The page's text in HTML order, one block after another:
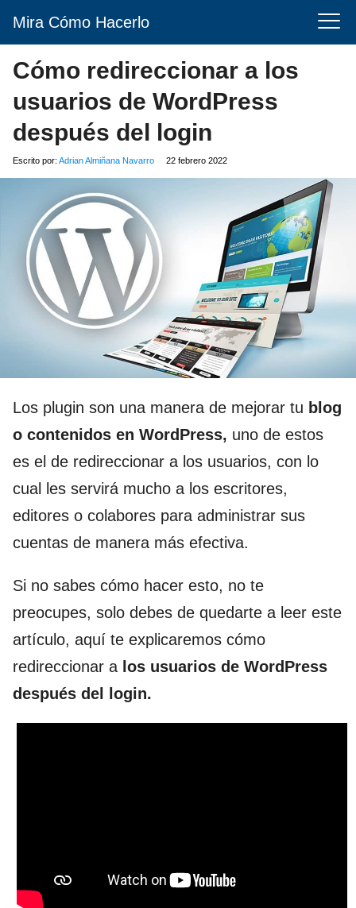
Mira Cómo Hacerlo
Cómo redireccionar a los
usuarios de WordPress
después del login
Escrito por: Adrian Almiñana Navarro 22 febrero 2022
Los plugin son una manera de mejorar tu blog
o contenidos en WordPress, uno de estos
es el de redireccionar a los usuarios, con lo
cual les servirá mucho a los escritores,
editores o colabores para administrar sus
cuentas de manera más efectiva.
Si no sabes cómo hacer esto, no te
preocupes, solo debes de quedarte a leer este
artículo, aquí te explicaremos cómo
redireccionar a los usuarios de WordPress
después del login.